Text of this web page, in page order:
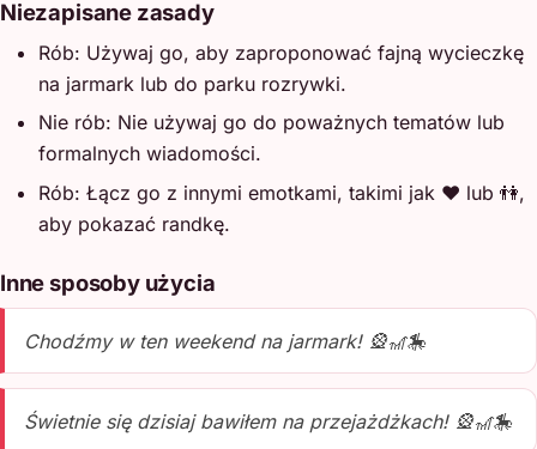
Niezapisane zasady
Rób: Używaj go, aby zaproponować fajną wycieczkę
na jarmark lub do parku rozrywki.
Nie rób: Nie używaj go do poważnych tematów lub
formalnych wiadomości.
Rób: Łącz go z innymi emotkami, takimi jak ❤️ lub 👫,
aby pokazać randkę.
Inne sposoby użycia
Chodźmy w ten weekend na jarmark! 🎡🎢🎠
Świetnie się dzisiaj bawiłem na przejażdżkach! 🎡🎢🎠